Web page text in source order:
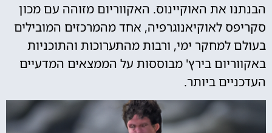
הבנתנו את האוקיינוס. האקווריום מזוהה עם מכון
סקריפס לאוקיאנוגרפיה, אחד מהמרכזים המובילים
בעולם למחקר ימי, ורבות מהתערוכות והתוכניות
באקווריום בירץ' מבוססות על הממצאים המדעיים
העדכניים ביותר.